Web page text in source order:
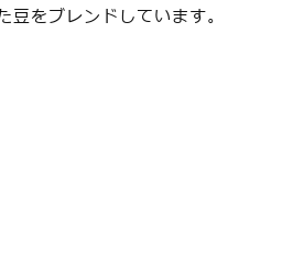
をブレンドしています。